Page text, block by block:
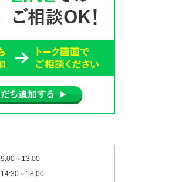
9:00～13:00
14:30～18:00